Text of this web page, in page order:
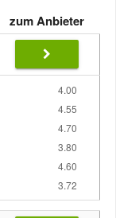
zum Anbieter
4.00
4.55
4.70
3.80
4.60
3.72